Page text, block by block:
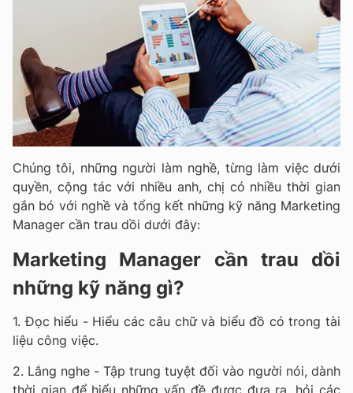
Chúng tôi, những người làm nghề, từng làm việc dưới
quyền, cộng tác với nhiều anh, chị có nhiều thời gian
gắn bó với nghề và tổng kết những kỹ năng Marketing
Manager cần trau dồi dưới đây:
Marketing Manager cần trau dồi
những kỹ năng gì?
1. Đọc hiểu - Hiểu các câu chữ và biểu đồ có trong tài
liệu công việc.
2. Lắng nghe - Tập trung tuyệt đối vào người nói, dành
thời gian để hiểu những vấn đề được đưa ra, hỏi các